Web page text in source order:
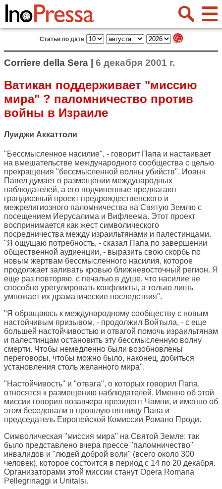
Статьи по дате
Corriere della Sera | 6 декабря 2001 г.
Ватикан поддерживает "миссию
мира" ? паломничество против
войны в Израиле
Луиджи Аккаттоли
"Бессмысленное насилие", - говорит Папа и настаивает
на вмешательстве международного сообщества с целью
прекращения "бессмысленной волны убийств". Иоанн
Павел думает о размещении международных
наблюдателей, а его подчиненные предлагают
грандиозный проект предрождественского и
межрелигиозного паломничества на Святую Землю с
посещением Иерусалима и Вифлеема. Этот проект
воспринимается как жест символического
посредничества между израильтянами и палестинцами.
"Я ощущаю потребность, - сказал Папа по завершении
общественной аудиенции, - выразить свою скорбь по
новым жертвам бессмысленного насилия, которое
продолжает заливать кровью ближневосточный регион. Я
еще раз повторяю, с печалью в душе, что насилие не
способно урегулировать конфликты, а только лишь
умножает их драматические последствия".
"Я обращаюсь к международному сообществу с новым
настойчивым призывом, - продолжил Войтыла, - с еще
большей настойчивостью и отвагой помочь израильтянам
и палестинцам остановить эту бессмысленную волну
смерти. Чтобы немедленно были возобновлены
переговоры, чтобы можно было, наконец, добиться
установления столь желанного мира".
"Настойчивость" и "отвага", о которых говорил Папа,
относятся к размещению наблюдателей. Именно об этой
миссии говорил позавчера президент Чампи, и именно об
этом беседовали в прошлую пятницу Папа и
председатель Европейской Комиссии Романо Проди.
Символическая "миссия мира" на Святой Земле: так
было представлено вчера прессе "паломничество"
инвалидов и "людей доброй воли" (всего около 300
человек), которое состоится в период с 14 по 20 декабря.
Организаторами этой миссии станут Opera Romana
Pellegrinaggi и Unitalsi.